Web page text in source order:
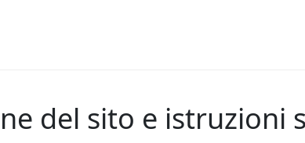
del sito e istruzioni